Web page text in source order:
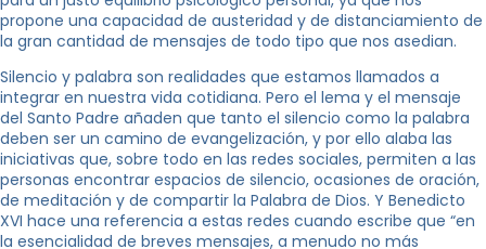
propone una capacidad de austeridad y de distanciamiento de
la gran cantidad de mensajes de todo tipo que nos asedian.
Silencio y palabra son realidades que estamos llamados a
integrar en nuestra vida cotidiana. Pero el lema y el mensaje
del Santo Padre añaden que tanto el silencio como la palabra
deben ser un camino de evangelización, y por ello alaba las
iniciativas que, sobre todo en las redes sociales, permiten a las
personas encontrar espacios de silencio, ocasiones de oración,
de meditación y de compartir la Palabra de Dios. Y Benedicto
XVI hace una referencia a estas redes cuando escribe que “en
la esencialidad de breves mensajes, a menudo no más